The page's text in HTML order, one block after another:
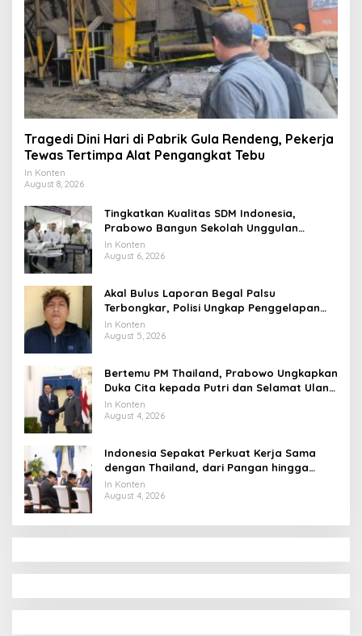
Tragedi Dini Hari di Pabrik Gula Rendeng, Pekerja
Tewas Tertimpa Alat Pengangkat Tebu
In Konten
August 8, 2026
Tingkatkan Kualitas SDM Indonesia,
Prabowo Bangun Sekolah Unggulan
hingga Undang Universitas Terbaik Dunia
In Konten
August 6, 2026
Akal Bulus Laporan Begal Palsu
Terbongkar, Polisi Ungkap Penggelapan
Uang Perusahaan untuk Crypto
In Konten
August 5, 2026
Bertemu PM Thailand, Prabowo Ungkapkan
Duka Cita kepada Putri dan Selamat Ulang
Tahun ke Raja Thailand
In Konten
August 4, 2026
Indonesia Sepakat Perkuat Kerja Sama
dengan Thailand, dari Pangan hingga
Ekonomi Digital
In Konten
August 4, 2026